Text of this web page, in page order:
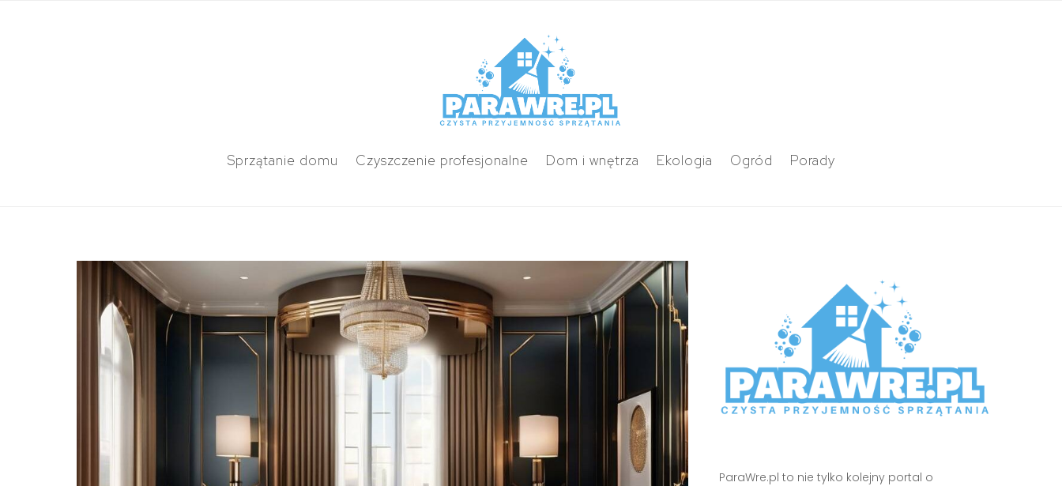
Sprzątanie domu Czyszczenie profesjonalne Dom i wnętrza Ekologia Ogród Porady
ParaWre.pl to nie tylko kolejny portal o